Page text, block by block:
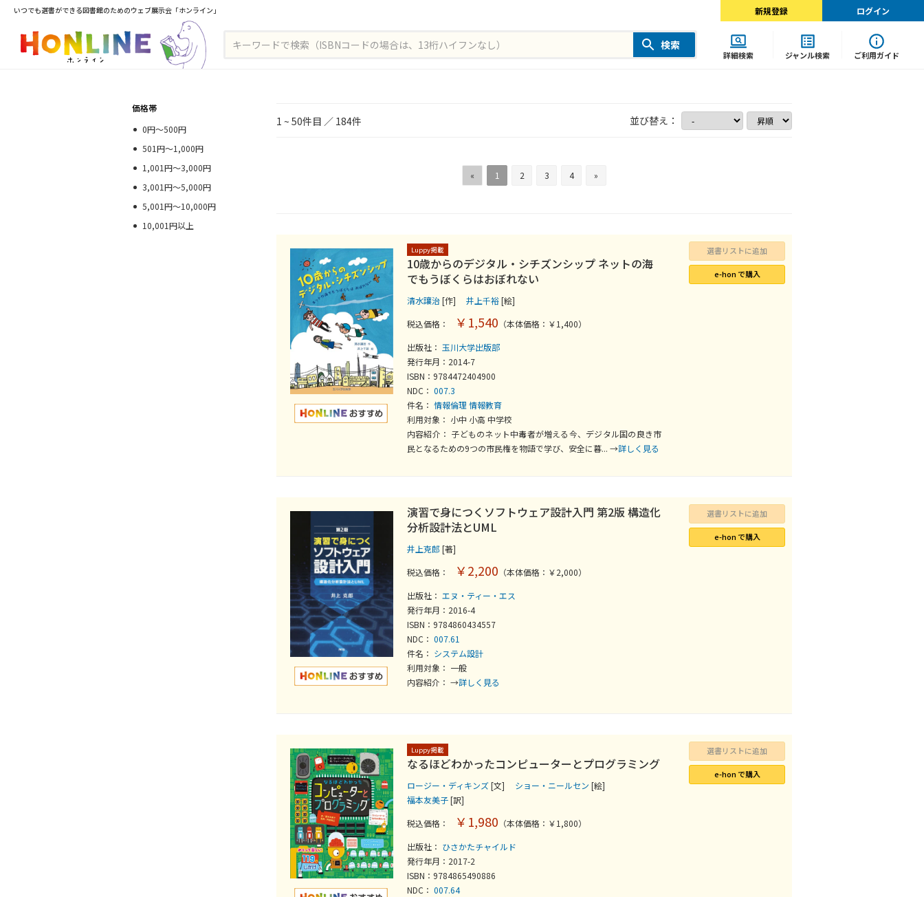
いつでも選書ができる図書館のためのウェブ展示会「ホンライン」 新規登録 ログイン
検索
詳細検索 ジャンル検索 ご利用ガイド
並び替え：
1 ~ 50件目 ／ 184件
« 1 2 3 4 »
Luppy掲載
10歳からのデジタル・シチズンシップ ネットの海
でもうぼくらはおぼれない
清水讓治[作] 井上千裕[絵]
税込価格：
￥1,540 （本体価格：￥1,400）
出版社： 玉川大学出版部
発行年月：2014-7
ISBN：9784472404900
NDC： 007.3
件名： 情報倫理 情報教育
利用対象： 小中 小高 中学校
内容紹介： 子どものネット中毒者が増える今、デジタル国の良き市
民となるための9つの市民権を物語で学び、安全に暮... →詳しく見る
選書リストに追加
e-hon で購入
演習で身につくソフトウェア設計入門 第2版 構造化
分析設計法とUML
井上克郎 [著]
税込価格：
￥2,200 （本体価格：￥2,000）
出版社： エヌ・ティー・エス
発行年月：2016-4
ISBN：9784860434557
NDC： 007.61
件名： システム設計
利用対象： 一般
内容紹介： →詳しく見る
選書リストに追加
e-hon で購入
Luppy掲載
なるほどわかったコンピューターとプログラミング
ロージー・ディキンズ[文] ショー・ニールセン [絵]
福本友美子[訳]
税込価格：
￥1,980 （本体価格：￥1,800）
出版社： ひさかたチャイルド
発行年月：2017-2
ISBN：9784865490886
NDC： 007.64
選書リストに追加
e-hon で購入
価格帯
0円～500円
501円～1,000円
1,001円～3,000円
3,001円～5,000円
5,001円～10,000円
10,001円以上